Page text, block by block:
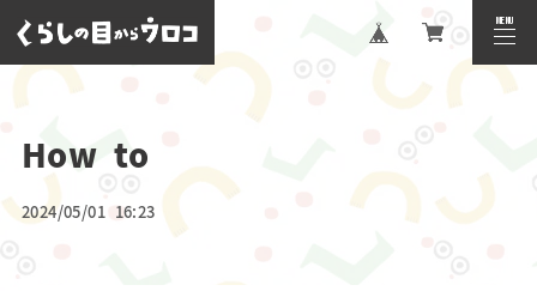
MENU
CLOSE
How to
2024/05/01 16:23